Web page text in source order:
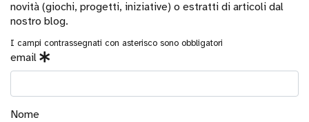
Tattili
Utili
novità (giochi, progetti, iniziative) o estratti di articoli dal
nostro blog.
I campi contrassegnati con asterisco sono obbligatori
email
Nome